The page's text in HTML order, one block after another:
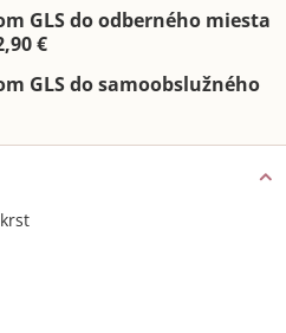
GLS do odberného miesta
€
GLS do samoobslužného